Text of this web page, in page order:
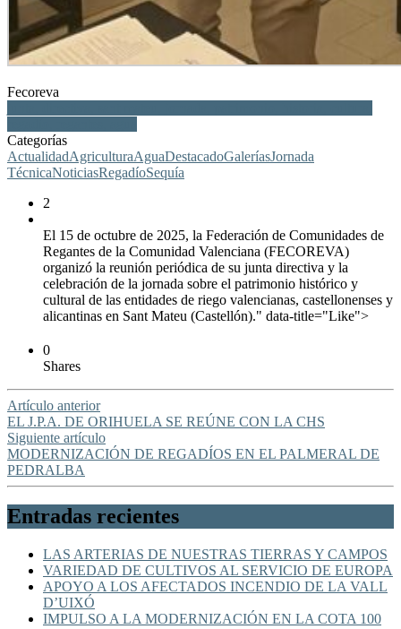
Fecoreva
Categorías
ActualidadAgriculturaAguaDestacadoGaleríasJornada
TécnicaNoticiasRegadíoSequía
2
El 15 de octubre de 2025, la Federación de Comunidades de
Regantes de la Comunidad Valenciana (FECOREVA)
organizó la reunión periódica de su junta directiva y la
celebración de la jornada sobre el patrimonio histórico y
cultural de las entidades de riego valencianas, castellonenses y
alicantinas en Sant Mateu (Castellón)." data-title="Like">
0
Shares
Artículo anterior
EL J.P.A. DE ORIHUELA SE REÚNE CON LA CHS
Siguiente artículo
MODERNIZACIÓN DE REGADÍOS EN EL PALMERAL DE
PEDRALBA
Entradas recientes
LAS ARTERIAS DE NUESTRAS TIERRAS Y CAMPOS
VARIEDAD DE CULTIVOS AL SERVICIO DE EUROPA
APOYO A LOS AFECTADOS INCENDIO DE LA VALL
D’UIXÓ
IMPULSO A LA MODERNIZACIÓN EN LA COTA 100